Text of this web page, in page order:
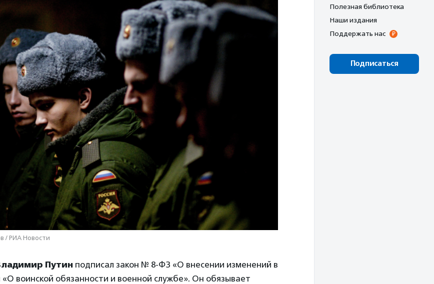
/ РИА Новости
Путин подписал закон № 8-ФЗ «О внесении изменений в
воинской обязанности и военной службе». Он обязывает
Полезная библиотека
Наши издания
Поддержать нас
Подписаться